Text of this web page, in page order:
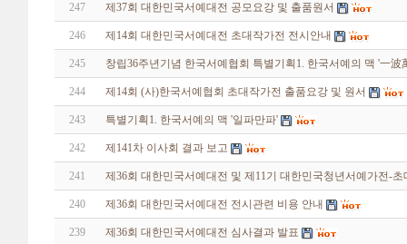
247 제37회 대한민국서예대전 공모요강 및 출품원서
246 제14회 대한민국서예대전 초대작가전 전시안내
245 창립36주년기념 한국서예협회 특별기획1. 한국서예의 맥 '一波
244 제14회 (사)한국서예협회 초대작가전 출품요강 및 원서
243 특별기획1. 한국서예의 맥 '일파만파'
242 제141차 이사회 결과 보고
241 제36회 대한민국서예대전 및 제11기 대한민국청년서예가전-초
240 제36회 대한민국서예대전 전시관련 비용 안내
239 제36회 대한민국서예대전 심사결과 발표